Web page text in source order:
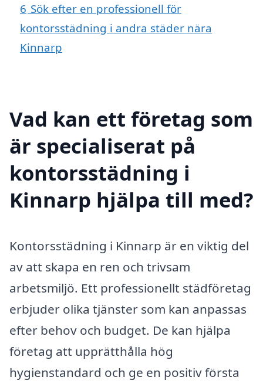
6 Sök efter en professionell för
kontorsstädning i andra städer nära
Kinnarp
Vad kan ett företag som
är specialiserat på
kontorsstädning i
Kinnarp hjälpa till med?
Kontorsstädning i Kinnarp är en viktig del
av att skapa en ren och trivsam
arbetsmiljö. Ett professionellt städföretag
erbjuder olika tjänster som kan anpassas
efter behov och budget. De kan hjälpa
företag att upprätthålla hög
hygienstandard och ge en positiv första